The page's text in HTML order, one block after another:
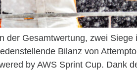
der Gesamtwertung, zwei
Bilanz von
by AWS Sprint Cup. Dank